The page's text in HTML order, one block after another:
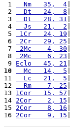
1
  Nm   35,  4
2
  Dt   24,  8
3
  Dt   28, 31
4
  Js   21,  2
5
1Cr   24, 19
6
2Cr   29, 25
7
2Mc    4, 30
8
2Mc    6, 23
9 Eclo   45, 21
10
  Mc   14,  5
11
  Lc   21,  5
12
  Rm    7, 25
13 1Cor   15, 57
14 2Cor    2, 15
15 2Cor    8, 16
16 2Cor    9, 15